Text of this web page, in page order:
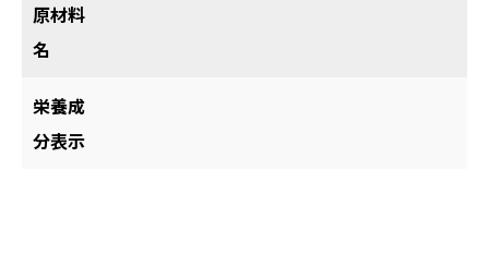
原材料
名
栄養成
分表示